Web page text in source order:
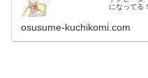
になってる
た。人感
のセラミッ
osusume-kuchikomi.com